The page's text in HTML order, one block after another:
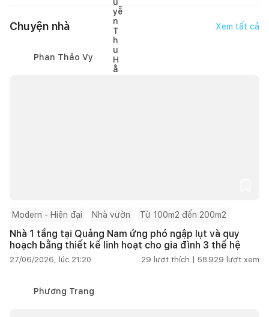
Chuyện nhà Xem tất cả
Phan Thảo Vy
Modern - Hiện đại Nhà vườn Từ 100m2 đến 200m2
Nhà 1 tầng tại Quảng Nam ứng phó ngập lụt và quy
hoạch bằng thiết kế linh hoạt cho gia đình 3 thế hệ
27/06/2026, lúc 21:20 29 lượt thích | 58.929 lượt xem
Phương Trang